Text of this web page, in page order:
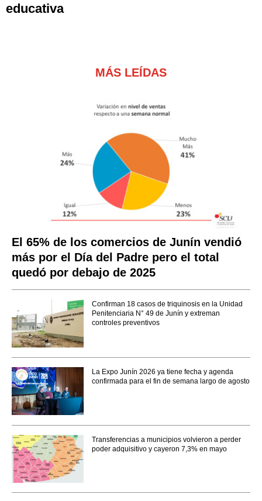
educativa
MÁS LEÍDAS
El 65% de los comercios de Junín vendió
más por el Día del Padre pero el total
quedó por debajo de 2025
Confirman 18 casos de triquinosis en la Unidad
Penitenciaria N° 49 de Junín y extreman
controles preventivos
La Expo Junín 2026 ya tiene fecha y agenda
confirmada para el fin de semana largo de agosto
Transferencias a municipios volvieron a perder
poder adquisitivo y cayeron 7,3% en mayo